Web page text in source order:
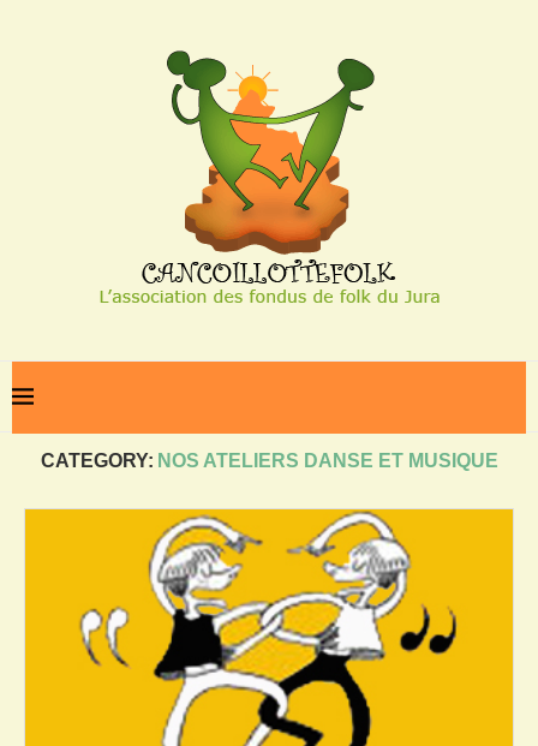
CATEGORY: NOS ATELIERS DANSE ET MUSIQUE